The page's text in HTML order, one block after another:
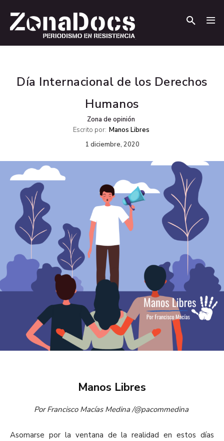
Día Internacional de los Derechos
Humanos
Zona de opinión
Escrito por: Manos Libres
1 diciembre, 2020
Manos Libres
Por Francisco Macías Medina /@pacommedina
Asomarse por la ventana de la realidad en estos días